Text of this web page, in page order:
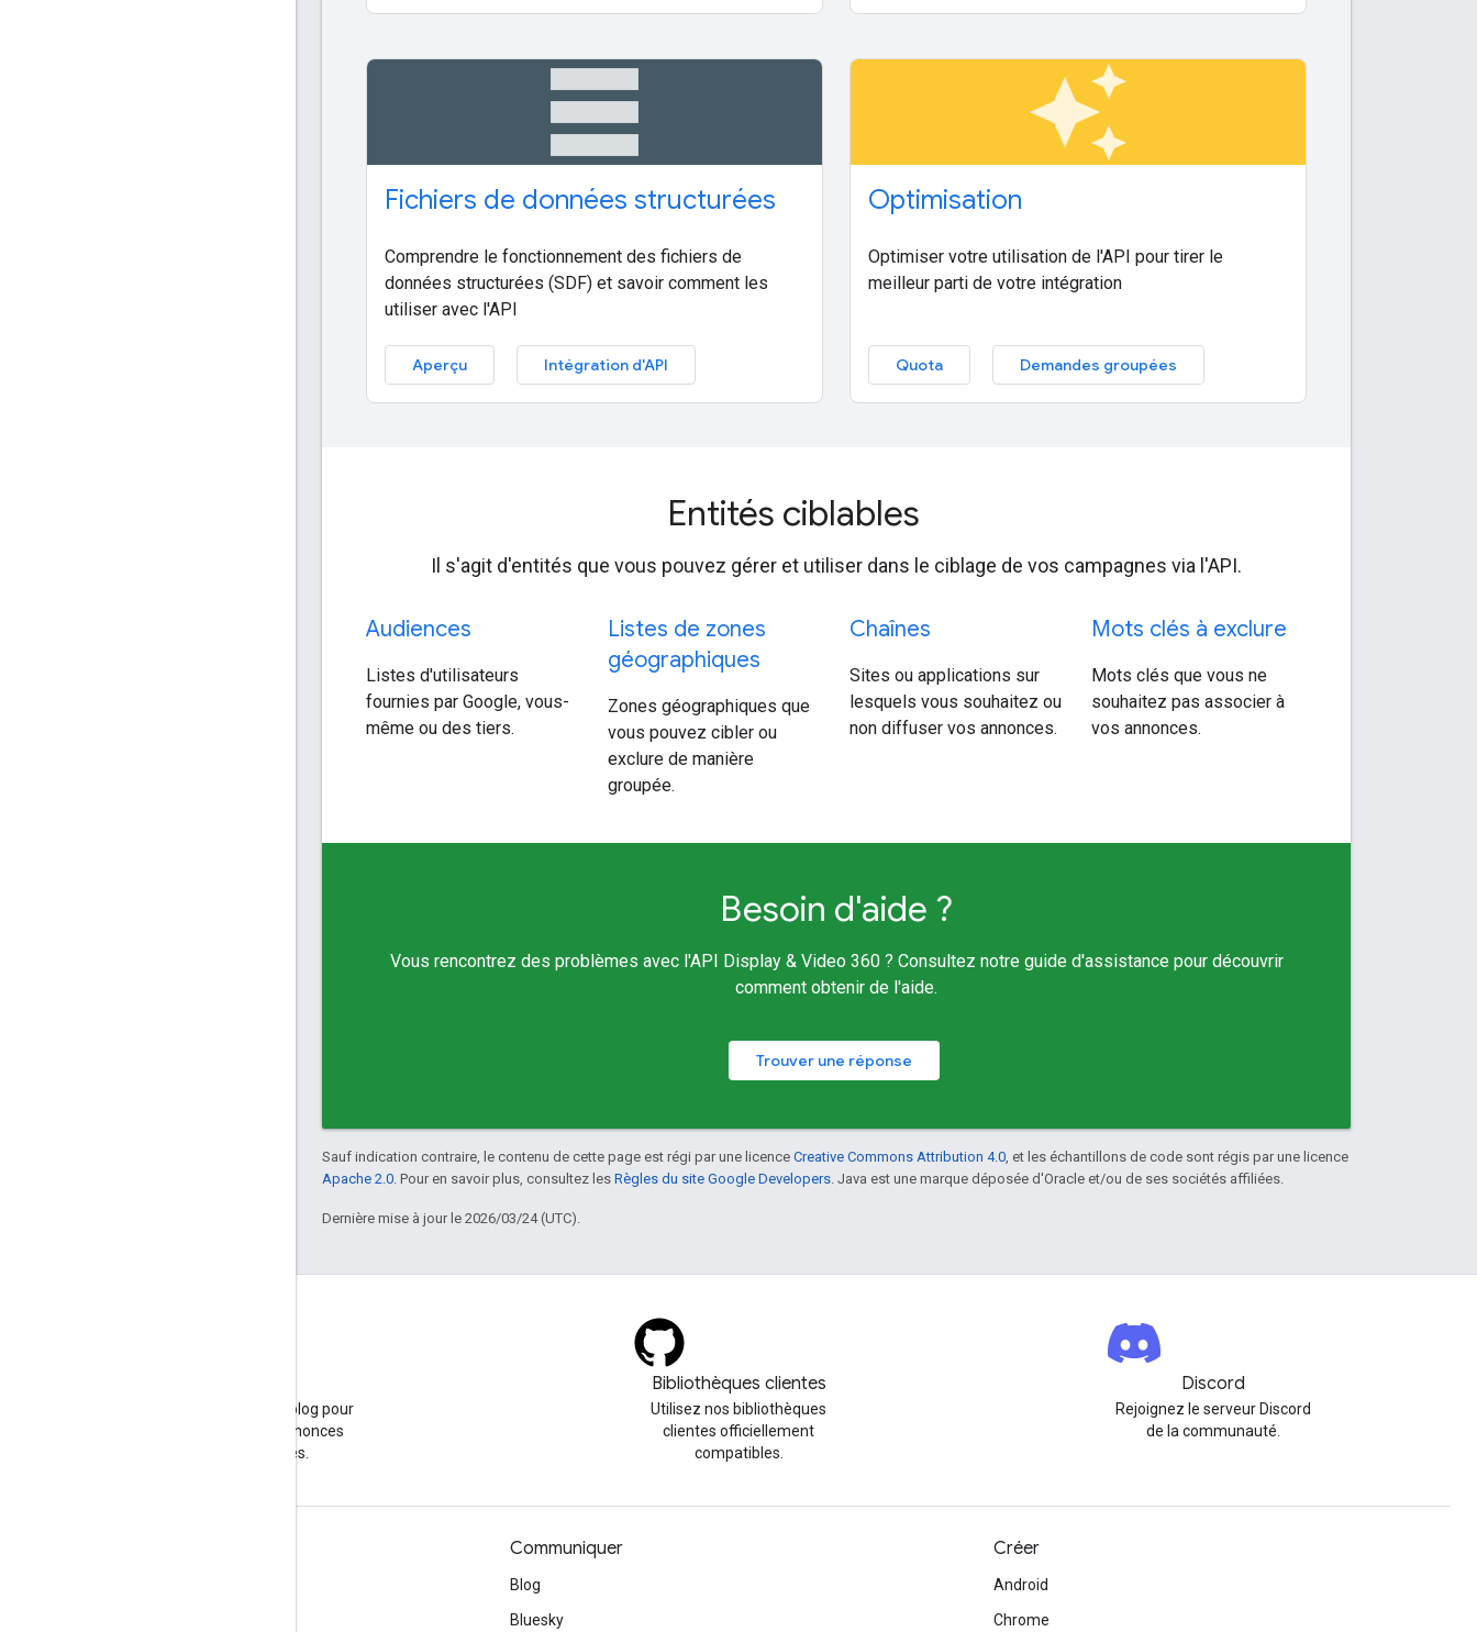
table_rows
Fichiers de données structurées
Comprendre le fonctionnement des fichiers de
données structurées (SDF) et savoir comment les
utiliser avec l'API
Aperçu Intégration d'API
auto_awesome
Optimisation
Optimiser votre utilisation de l'API pour tirer le
meilleur parti de votre intégration
Quota Demandes groupées
Entités ciblables
Il s'agit d'entités que vous pouvez gérer et utiliser dans le ciblage de vos campagnes via l'API.
Audiences
Listes d'utilisateurs
fournies par Google, vous-
même ou des tiers.
Listes de zones
géographiques
Zones géographiques que
vous pouvez cibler ou
exclure de manière
groupée.
Chaînes
Sites ou applications sur
lesquels vous souhaitez ou
non diffuser vos annonces.
Mots clés à exclure
Mots clés que vous ne
souhaitez pas associer à
vos annonces.
Besoin d'aide ?
Vous rencontrez des problèmes avec l'API Display & Video 360 ? Consultez notre guide d'assistance pour découvrir
comment obtenir de l'aide.
Trouver une réponse
Sauf indication contraire, le contenu de cette page est régi par une licence Creative Commons Attribution 4.0, et les échantillons de code sont régis par une licence
Apache 2.0. Pour en savoir plus, consultez les Règles du site Google Developers. Java est une marque déposée d'Oracle et/ou de ses sociétés affiliées.
Dernière mise à jour le 2026/03/24 (UTC).
Consultez notre blog pour
connaître les annonces
importantes.
Bibliothèques clientes
Utilisez nos bibliothèques
clientes officiellement
compatibles.
Discord
Rejoignez le serveur Discord
de la communauté.
Communiquer
Blog
Bluesky
Créer
Android
Chrome